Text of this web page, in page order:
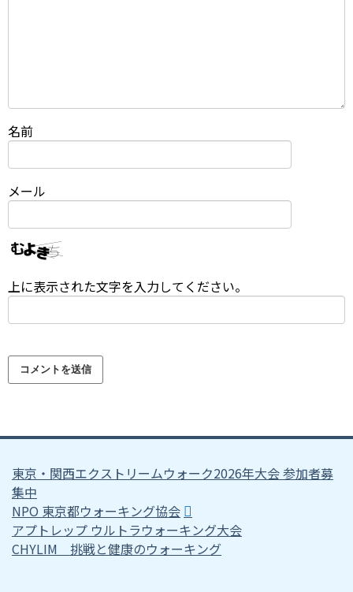
名前
メール
上に表示された文字を入力してください。
東京・関西エクストリームウォーク2026年大会 参加者募
集中
NPO 東京都ウォーキング協会
アプトレップ ウルトラウォーキング大会
CHYLIM 挑戦と健康のウォーキング